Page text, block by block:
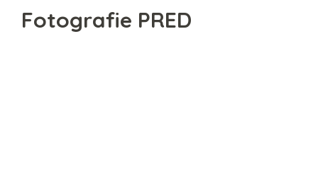
Fotografie PRED